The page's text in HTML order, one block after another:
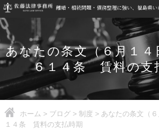
離婚・相続問題・債務整理に強い、福島県
あなたの条文（６月１
６１４条 賃料の支
ホーム > ブログ> 制度 > あなたの条文（
１４条 賃料の支払時期